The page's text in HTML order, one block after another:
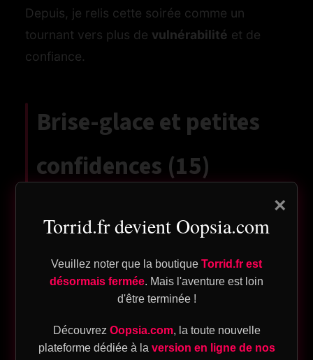
Depuis, je relis cette soirée comme un
tournant vers plus de vulnérabilité et de
confiance.
Brise-glace et petites
confidences (15)
Quelle petite habitude chez toi te fait
sourire de toi-même ?
Quel objet racontant ton histoire
garderais-tu dans une boîte à souvenirs
Quel moment de ta journée te redonne
instantanément de l’énergie ?
×
Torrid.fr devient Oopsia.com
Veuillez noter que la boutique Torrid.fr est
désormais fermée. Mais l'aventure est loin
d'être terminée !
Découvrez Oopsia.com, la toute nouvelle
plateforme dédiée à la version en ligne de nos